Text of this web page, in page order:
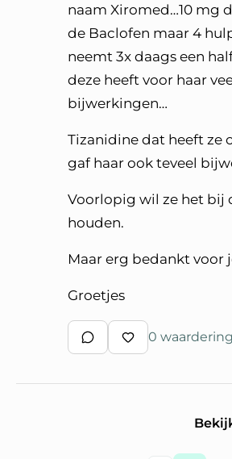
naam Xiromed…10 mg
de Baclofen maar 4
neemt 3x daags een
deze heeft voor haar
bijwerkingen…
Tizanidine dat heeft ze
gaf haar ook teveel
Voorlopig wil ze het bij
houden.
Maar erg bedankt voor
Groetjes
Schrijf een reactie
Waardeer
0